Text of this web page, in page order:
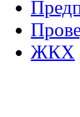
ЖКХ